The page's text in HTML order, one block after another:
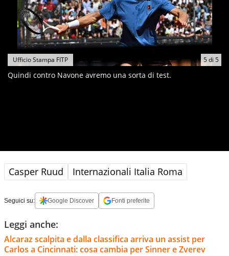
5di 5
Ufficio Stampa FITP
Quindi contro Navone avremo una sorta di test.
Casper Ruud Internazionali Italia Roma
Seguici su: Google Discover Fonti preferite
Leggi anche:
Alcaraz scalpita e dalla classifica arriva un assist per
Carlos a Cincinnati: cosa cambia per Sinner e Zverev